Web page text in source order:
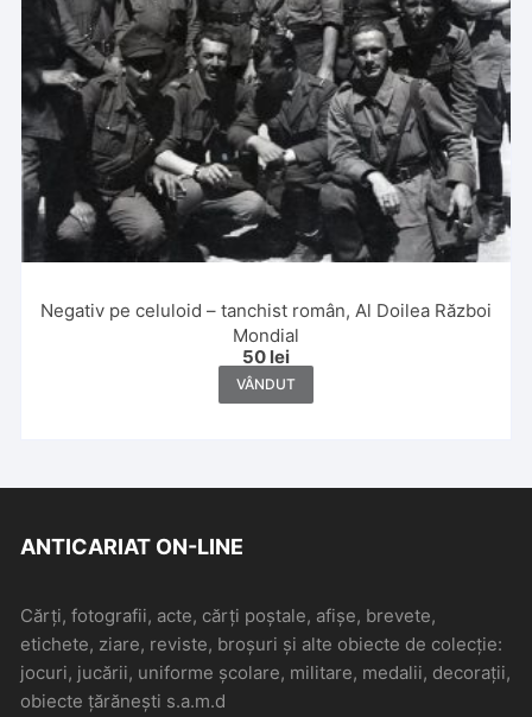
Negativ pe celuloid – tanchist român, Al Doilea Război
Mondial
50 lei
VÂNDUT
ANTICARIAT ON-LINE
Cărți, fotografii, acte, cărți poștale, afișe, brevete,
etichete, ziare, reviste, broșuri și alte obiecte de colecție:
jocuri, jucării, uniforme școlare, militare, medalii, decorații,
obiecte țărănești s.a.m.d